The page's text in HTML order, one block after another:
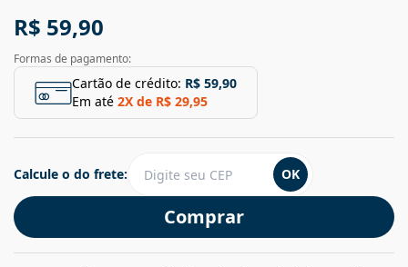
R$ 59,90
Formas de pagamento:
Cartão de crédito: R$ 59,90
Em até 2X de R$ 29,95
Comprar
Calcule o do frete: OK